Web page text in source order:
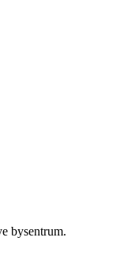
bysentrum.